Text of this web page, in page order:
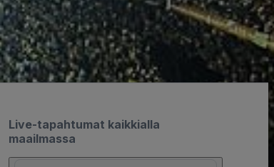
Live-tapahtumat kaikkialla
maailmassa